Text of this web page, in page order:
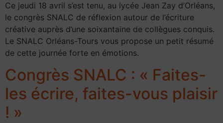
Ce jeudi 18 avril s’est tenu, au lycée Jean Zay d’Orléans,
le congrès SNALC de réflexion autour de l’écriture
créative auprès d’une soixantaine de collègues conquis.
Le SNALC Orléans-Tours vous propose un petit résumé
de cette journée forte en émotions.
Congrès SNALC : « Faites-
les écrire, faites-vous plaisir
! »